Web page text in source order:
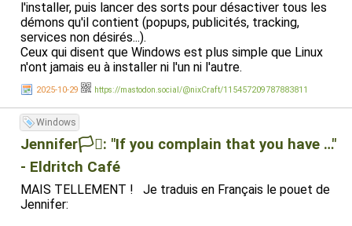
l'installer, puis lancer des sorts pour désactiver tous les
démons qu'il contient (popups, publicités, tracking,
services non désirés...).
Ceux qui disent que Windows est plus simple que Linux
n'ont jamais eu à installer ni l'un ni l'autre.
2025-10-29 https://mastodon.social/@nixCraft/115457209787883811
Windows
Jennifer🏳️‍⚧️: "If you complain that you have …"
- Eldritch Café
MAIS TELLEMENT ! Je traduis en Français le pouet de
Jennifer: